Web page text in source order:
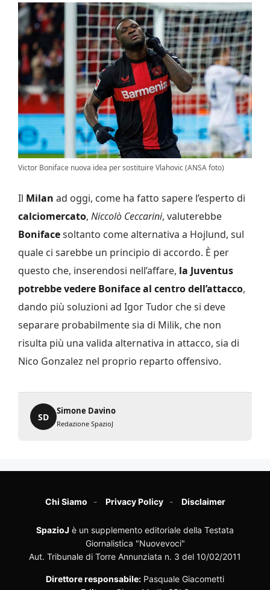
Victor Boniface nuova idea per sostituire Vlahovic (ANSA foto)
Il Milan ad oggi, come ha fatto sapere l’esperto di
calciomercato, Niccolò Ceccarini, valuterebbe
Bonifacesoltanto come alternativa a Hojlund, sul
quale ci sarebbe un principio di accordo. È per
questo che, inserendosi nell’affare, la Juventus
potrebbe vedere Boniface al centro dell’attacco,
dando più soluzioni ad Igor Tudor che si deve
separare probabilmente sia di Milik, che non
risulta più una valida alternativa in attacco, sia di
Nico Gonzalez nel proprio reparto offensivo.
SD
Simone Davino
Redazione SpazioJ
Chi Siamo Privacy Policy Disclaimer
SpazioJ è un supplemento editoriale della Testata
Giornalistica "Nuovevoci"
Aut. Tribunale di Torre Annunziata n. 3 del 10/02/2011
Direttore responsabile: Pasquale Giacometti